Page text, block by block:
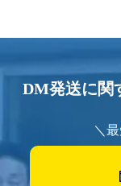
DM発送に関
＼